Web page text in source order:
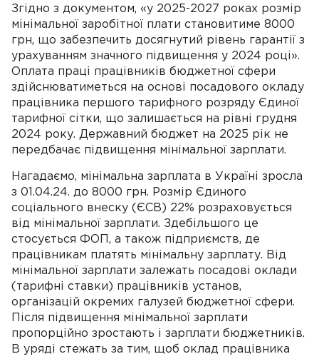
Згідно з документом, «у 2025-2027 роках розмір
мінімальної заробітної плати становитиме 8000
грн, що забезпечить досягнутий рівень гарантії з
урахуванням значного підвищення у 2024 році».
Оплата праці працівників бюджетної сфери
здійснюватиметься на основі посадового окладу
працівника першого тарифного розряду Єдиної
тарифної сітки, що залишається на рівні грудня
2024 року. Державний бюджет на 2025 рік не
передбачає підвищення мінімальної зарплати.
Нагадаємо, мінімальна зарплата в Україні зросла
з 01.04.24. до 8000 грн. Розмір Єдиного
соціального внеску (ЄСВ) 22% розраховується
від мінімальної зарплати. Здебільшого це
стосується ФОП, а також підприємств, де
працівникам платять мінімальну зарплату. Від
мінімальної зарплати залежать посадові оклади
(тарифні ставки) працівників установ,
організацій окремих галузей бюджетної сфери.
Після підвищення мінімальної зарплати
пропорційно зростають і зарплати бюджетників.
В уряді стежать за тим, щоб оклад працівника